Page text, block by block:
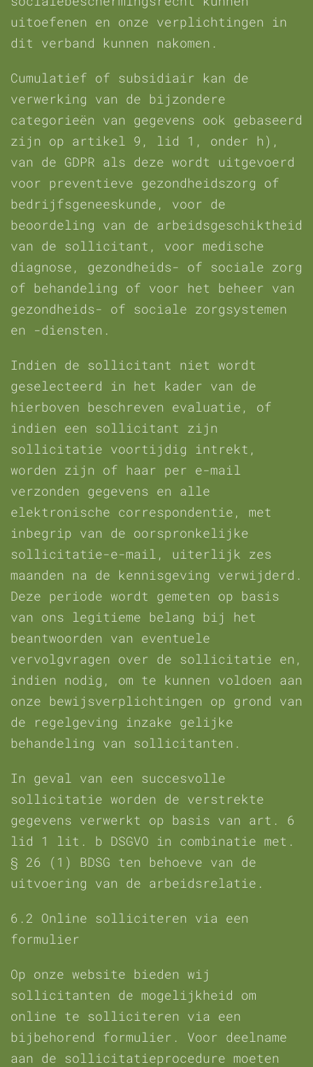
uitoefenen en onze verplichtingen in
dit verband kunnen nakomen.
Cumulatief of subsidiair kan de
verwerking van de bijzondere
categorieën van gegevens ook gebaseerd
zijn op artikel 9, lid 1, onder h),
van de GDPR als deze wordt uitgevoerd
voor preventieve gezondheidszorg of
bedrijfsgeneeskunde, voor de
beoordeling van de arbeidsgeschiktheid
van de sollicitant, voor medische
diagnose, gezondheids- of sociale zorg
of behandeling of voor het beheer van
gezondheids- of sociale zorgsystemen
en -diensten.
Indien de sollicitant niet wordt
geselecteerd in het kader van de
hierboven beschreven evaluatie, of
indien een sollicitant zijn
sollicitatie voortijdig intrekt,
worden zijn of haar per e-mail
verzonden gegevens en alle
elektronische correspondentie, met
inbegrip van de oorspronkelijke
sollicitatie-e-mail, uiterlijk zes
maanden na de kennisgeving verwijderd.
Deze periode wordt gemeten op basis
van ons legitieme belang bij het
beantwoorden van eventuele
vervolgvragen over de sollicitatie en,
indien nodig, om te kunnen voldoen aan
onze bewijsverplichtingen op grond van
de regelgeving inzake gelijke
behandeling van sollicitanten.
In geval van een succesvolle
sollicitatie worden de verstrekte
gegevens verwerkt op basis van art. 6
lid 1 lit. b DSGVO in combinatie met.
§ 26 (1) BDSG ten behoeve van de
uitvoering van de arbeidsrelatie.
6.2 Online solliciteren via een
formulier
Op onze website bieden wij
sollicitanten de mogelijkheid om
online te solliciteren via een
bijbehorend formulier. Voor deelname
aan de sollicitatieprocedure moeten